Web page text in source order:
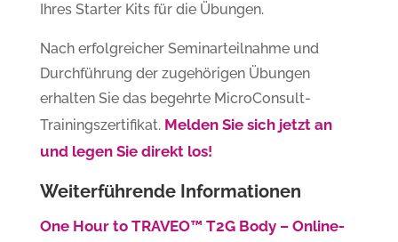
Ihres Starter Kits für die Übungen.
Nach erfolgreicher Seminarteilnahme und
Durchführung der zugehörigen Übungen
erhalten Sie das begehrte MicroConsult-
Trainingszertifikat. Melden Sie sich jetzt an
und legen Sie direkt los!
Weiterführende Informationen
One Hour to TRAVEO™ T2G Body – Online-